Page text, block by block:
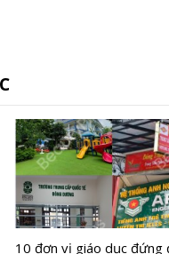
10 đơn vị giáo dục đứng